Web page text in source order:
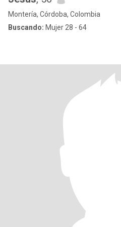
Montería, Córdoba, Colombia
Buscando: Mujer 28 - 64